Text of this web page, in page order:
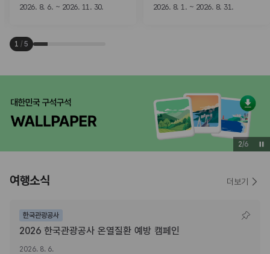
2026. 8. 6. ~ 2026. 11. 30. 2026. 8. 1. ~ 2026. 8. 31.
1 / 5
3/6
여행소식
한국관광공사
2026 한국관광공사 온열질환 예방 캠페인
2026. 8. 6.
더보기